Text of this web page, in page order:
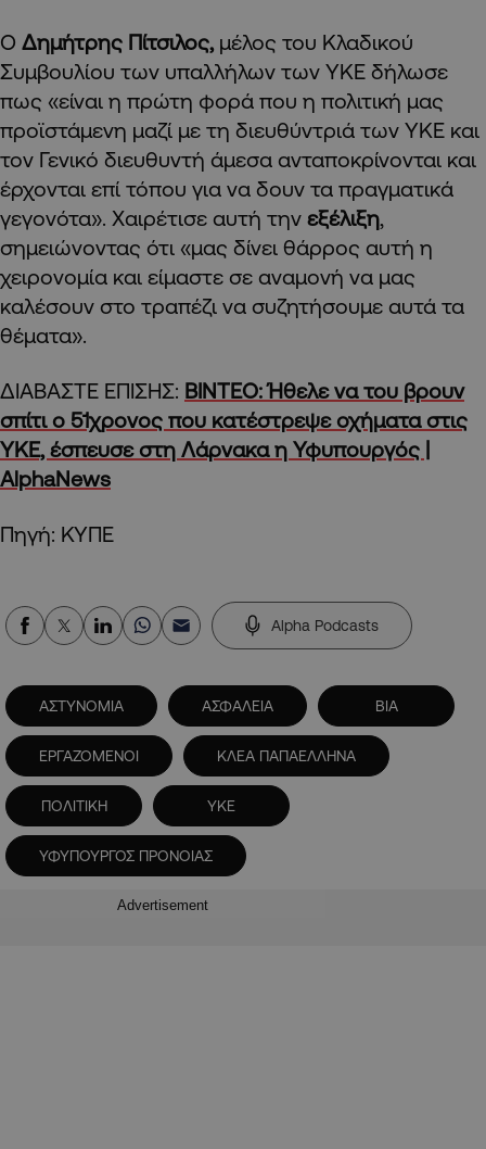
Ο Δημήτρης Πίτσιλος, μέλος του Κλαδικού
Συμβουλίου των υπαλλήλων των ΥΚΕ δήλωσε
πως «είναι η πρώτη φορά που η πολιτική μας
προϊστάμενη μαζί με τη διευθύντριά των ΥΚΕ και
τον Γενικό διευθυντή άμεσα ανταποκρίνονται και
έρχονται επί τόπου για να δουν τα πραγματικά
γεγονότα». Χαιρέτισε αυτή την εξέλιξη,
σημειώνοντας ότι «μας δίνει θάρρος αυτή η
χειρονομία και είμαστε σε αναμονή να μας
καλέσουν στο τραπέζι να συζητήσουμε αυτά τα
θέματα».
ΔΙΑΒΑΣΤΕ ΕΠΙΣΗΣ: ΒΙΝΤΕΟ: Ήθελε να του βρουν
σπίτι ο 51χρονος που κατέστρεψε οχήματα στις
ΥΚΕ, έσπευσε στη Λάρνακα η Υφυπουργός |
AlphaNews
Πηγή: ΚΥΠΕ
Alpha Podcasts
ΑΣΤΥΝΟΜΙΑ ΑΣΦΑΛΕΙΑ ΒΙΑ
ΕΡΓΑΖΟΜΕΝΟΙ ΚΛΕΑ ΠΑΠΑΕΛΛΗΝΑ
ΠΟΛΙΤΙΚΗ ΥΚΕ
ΥΦΥΠΟΥΡΓΟΣ ΠΡΟΝΟΙΑΣ
Advertisement